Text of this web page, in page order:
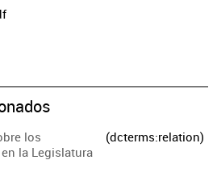
los
la Legislatura
(dcterms:relation)